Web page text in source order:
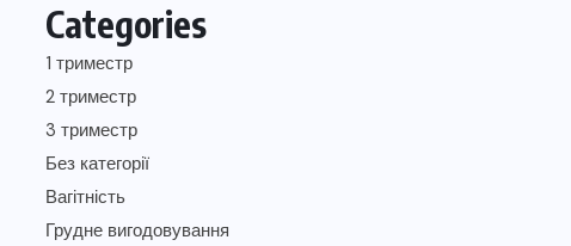
Categories
1 триместр
2 триместр
3 триместр
Без категорії
Вагітність
Грудне вигодовування